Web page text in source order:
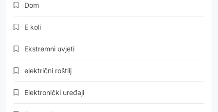
Dom
E koli
Ekstremni uvjeti
električni roštilj
Elektronički uređaji